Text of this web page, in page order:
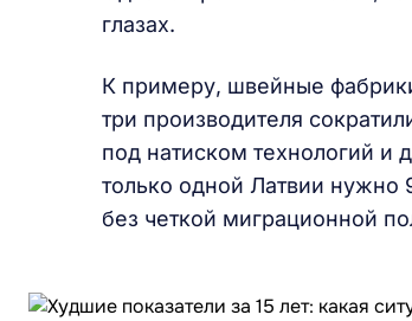
глазах.
К примеру, швейные
три производителя
под натиском технологий и
только одной Латвии нужно
без четкой миграционной